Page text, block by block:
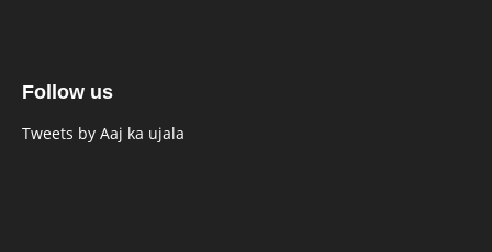
Follow us
Tweets by Aaj ka ujala